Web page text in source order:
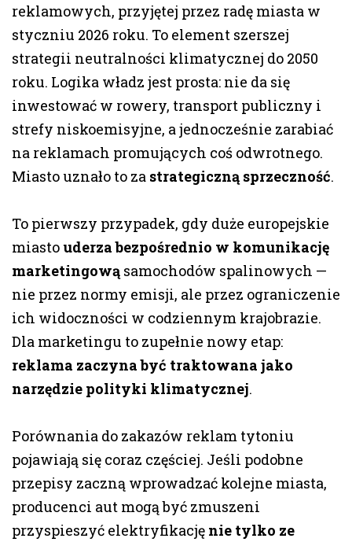
reklamowych, przyjętej przez radę miasta w
styczniu 2026 roku. To element szerszej
strategii neutralności klimatycznej do 2050
roku. Logika władz jest prosta: nie da się
inwestować w rowery, transport publiczny i
strefy niskoemisyjne, a jednocześnie zarabiać
na reklamach promujących coś odwrotnego.
Miasto uznało to za strategiczną sprzeczność.
To pierwszy przypadek, gdy duże europejskie
miasto uderza bezpośrednio w komunikację
marketingową samochodów spalinowych —
nie przez normy emisji, ale przez ograniczenie
ich widoczności w codziennym krajobrazie.
Dla marketingu to zupełnie nowy etap:
reklama zaczyna być traktowana jako
narzędzie polityki klimatycznej.
Porównania do zakazów reklam tytoniu
pojawiają się coraz częściej. Jeśli podobne
przepisy zaczną wprowadzać kolejne miasta,
producenci aut mogą być zmuszeni
przyspieszyć elektryfikację nie tylko ze